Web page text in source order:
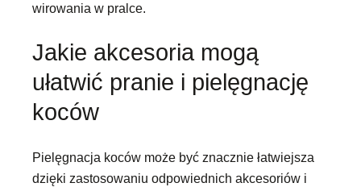
wirowania w pralce.
Jakie akcesoria mogą
ułatwić pranie i pielęgnację
koców
Pielęgnacja koców może być znacznie łatwiejsza
dzięki zastosowaniu odpowiednich akcesoriów i